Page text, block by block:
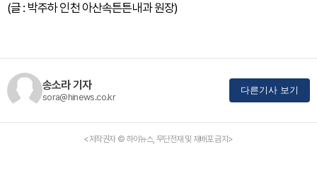
(글 : 박주하 인천 아산속튼튼내과 원장)
송소라 기자
sora@hinews.co.kr
다른기사 보기
<저작권자 © 하이뉴스, 무단전재 및 재배포 금지>